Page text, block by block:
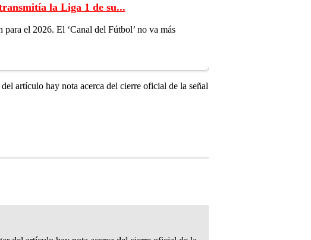
la Liga 1 de su...
el 2026. El ‘Canal del Fútbol’ no va más
artículo hay nota acerca del cierre oficial de la señal